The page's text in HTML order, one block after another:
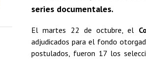
series documentales.
El martes 22 de octubre, el
adjudicados para el fondo
postulados, fueron 17 los